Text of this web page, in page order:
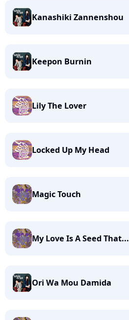
Kanashiki Zannenshou
Keepon Burnin
Lily The Lover
Locked Up My Head
Magic Touch
My Love Is A Seed That...
Ori Wa Mou Damida